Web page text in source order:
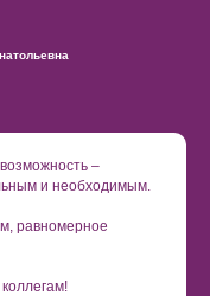
–
и необходимым.
равномерное